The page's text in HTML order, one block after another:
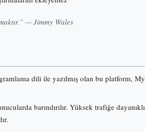
— Jimmy Wales
dili ile yazılmış olan bu platform,
barındırılır. Yüksek trafiğe